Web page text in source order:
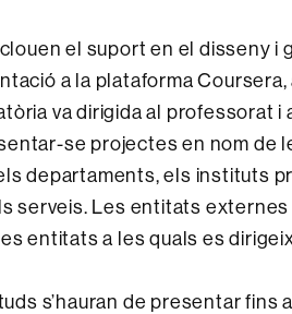
el suport en el disseny i
a la plataforma
va dirigida al professorat i
se projectes en nom de
departaments, els instituts
serveis. Les entitats
entitats a les quals es
s’hauran de presentar fins